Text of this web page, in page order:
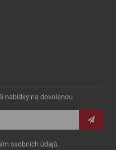
nabídky na dovolenou.
osobních údajů.